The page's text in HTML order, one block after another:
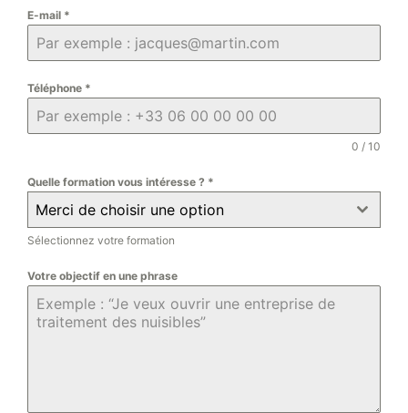
E-mail *
Téléphone *
0 / 10
Quelle formation vous intéresse ? *
Merci de choisir une option
Sélectionnez votre formation
Votre objectif en une phrase